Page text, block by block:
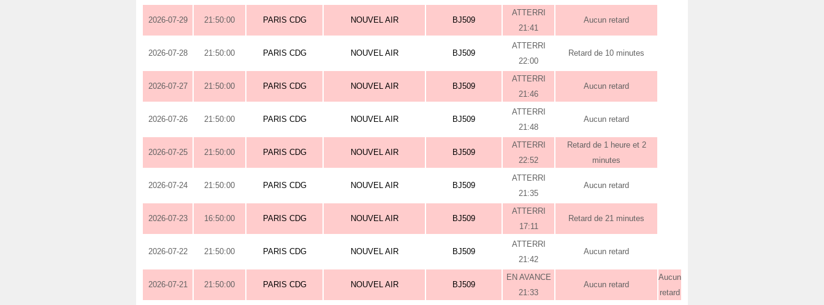
2026-07-29 21:50:00 PARIS CDG NOUVEL AIR BJ509
ATTERRI
21:41
Aucun retard
2026-07-28 21:50:00 PARIS CDG NOUVEL AIR BJ509
ATTERRI
22:00
Retard de 10 minutes
2026-07-27 21:50:00 PARIS CDG NOUVEL AIR BJ509
ATTERRI
21:46
Aucun retard
2026-07-26 21:50:00 PARIS CDG NOUVEL AIR BJ509
ATTERRI
21:48
Aucun retard
2026-07-25 21:50:00 PARIS CDG NOUVEL AIR BJ509
ATTERRI
22:52
Retard de 1 heure et 2
minutes
2026-07-24 21:50:00 PARIS CDG NOUVEL AIR BJ509
ATTERRI
21:35
Aucun retard
2026-07-23 16:50:00 PARIS CDG NOUVEL AIR BJ509
ATTERRI
17:11
Retard de 21 minutes
2026-07-22 21:50:00 PARIS CDG NOUVEL AIR BJ509
ATTERRI
21:42
Aucun retard
2026-07-21 21:50:00 PARIS CDG NOUVEL AIR BJ509
EN AVANCE
21:33
Aucun retard
Aucun
retard